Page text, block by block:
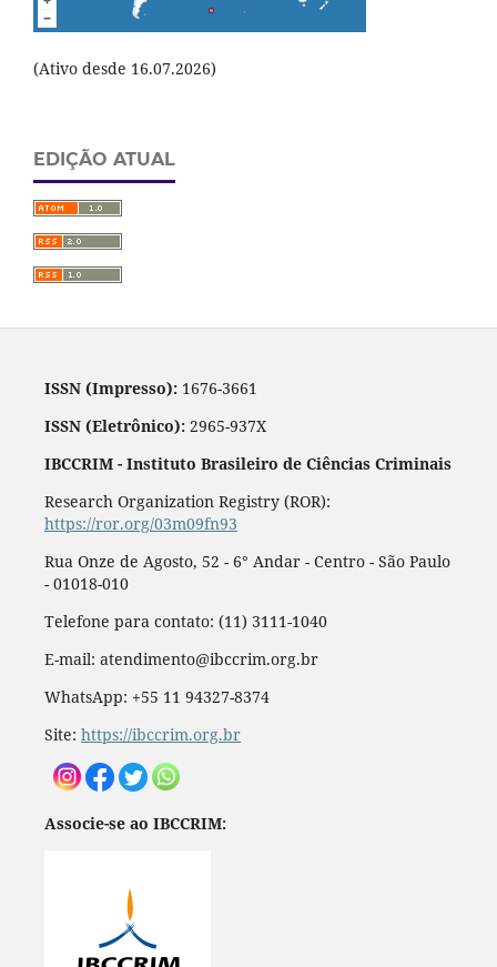
(Ativo desde 16.07.2026)
EDIÇÃO ATUAL
ISSN (Impresso):1676-3661
ISSN (Eletrônico):2965-937X
IBCCRIM - Instituto Brasileiro de Ciências Criminais
Research Organization Registry (ROR):
https://ror.org/03m09fn93
Rua Onze de Agosto, 52 - 6° Andar - Centro - São Paulo
- 01018-010
Telefone para contato: (11) 3111-1040
E-mail: atendimento@ibccrim.org.br
WhatsApp: +55 11 94327-8374
Site: https://ibccrim.org.br
Associe-se ao IBCCRIM: